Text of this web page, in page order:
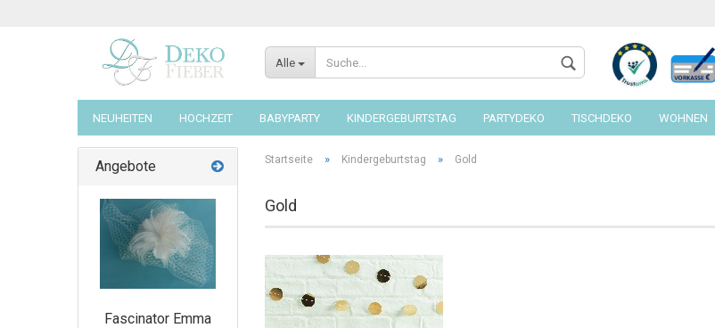
Alle
NEUHEITEN HOCHZEIT BABYPARTY KINDERGEBURTSTAG PARTYDEKO TISCHDEKO WOHNEN
Startseite » Kindergeburtstag » Gold
Gold
Angebote
Fascinator Emma